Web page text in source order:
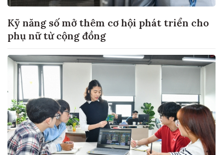
Kỹ năng số mở thêm cơ hội phát triển cho
phụ nữ từ cộng đồng